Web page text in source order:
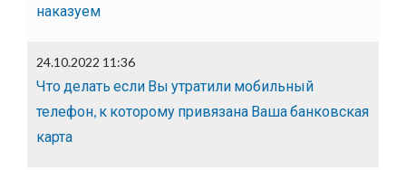
наказуем
24.10.2022 11:36
Что делать если Вы утратили мобильный
телефон, к которому привязана Ваша банковская
карта